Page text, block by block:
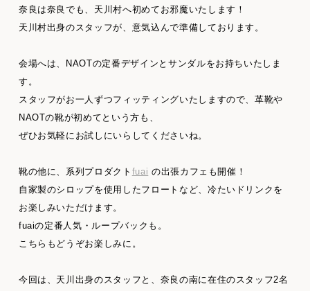
奈良は奈良でも、天川村へ初めてお邪魔いたします！
天川村出身のスタッフが、意気込んで準備しております。
会場へは、NAOTの定番デザインとサンダルをお持ちいたしま
す。
スタッフがお一人ずつフィッティングいたしますので、革靴や
NAOTの靴が初めてという方も、
ぜひお気軽にお試しにいらしてくださいね。
靴の他に、系列プロダクト fuai の出張カフェも開催！
自家製のシロップを使用したフロートなど、冷たいドリンクを
お楽しみいただけます。
fuaiの定番人気・ループバックも。
こちらもどうぞお楽しみに。
今回は、天川出身のスタッフと、奈良の南に在住のスタッフ2名